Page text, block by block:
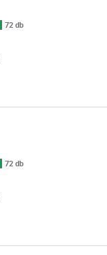
72 db
72 db